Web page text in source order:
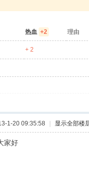
热血 +2 理由
+ 2
1-20 09:35:58 显示全部楼
家好